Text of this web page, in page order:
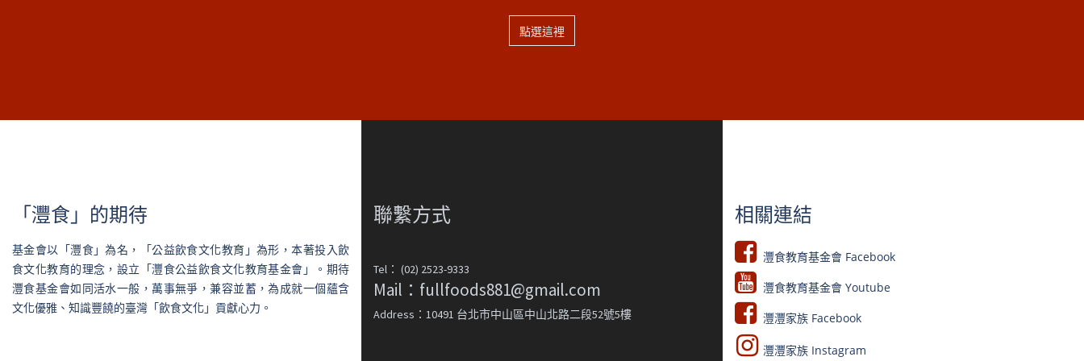
點選這裡
「灃食」的期待
基金會以「灃食」為名，「公益飲食文化教育」為形，本著投入飲
食文化教育的理念，設立「灃食公益飲食文化教育基金會」。期待
灃食基金會如同活水一般，萬事無爭，兼容並蓄，為成就一個蘊含
文化優雅、知識豐饒的臺灣「飲食文化」貢獻心力。
聯繫方式
Tel： (02) 2523-9333
Mail：fullfoods881@gmail.com
Address：10491 台北市中山區中山北路二段52號5樓
相關連結
灃食教育基金會 Facebook​
灃食教育基金會 Youtube​​
灃灃家族 Facebook
灃灃家族 Instagram